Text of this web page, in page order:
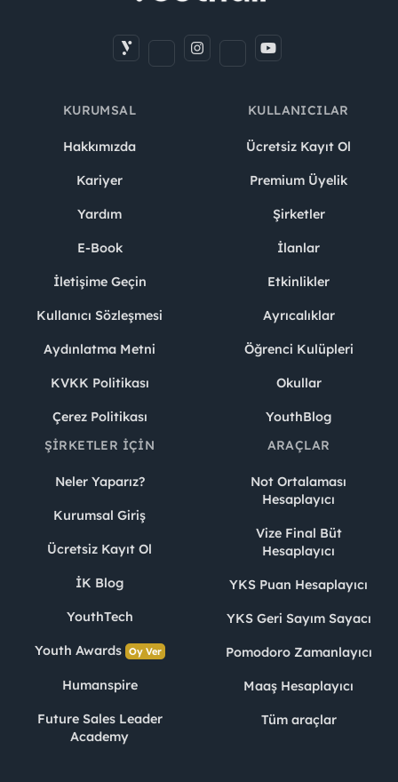
KURUMSAL
Hakkımızda
Kariyer
Yardım
E-Book
İletişime Geçin
Kullanıcı Sözleşmesi
Aydınlatma Metni
KVKK Politikası
Çerez Politikası
KULLANICILAR
Ücretsiz Kayıt Ol
Premium Üyelik
Şirketler
İlanlar
Etkinlikler
Ayrıcalıklar
Öğrenci Kulüpleri
Okullar
YouthBlog
ŞIRKETLER İÇIN
Neler Yaparız?
Kurumsal Giriş
Ücretsiz Kayıt Ol
İK Blog
YouthTech
Youth Awards Oy Ver
Humanspire
Future Sales Leader
Academy
ARAÇLAR
Not Ortalaması
Hesaplayıcı
Vize Final Büt
Hesaplayıcı
YKS Puan Hesaplayıcı
YKS Geri Sayım Sayacı
Pomodoro Zamanlayıcı
Maaş Hesaplayıcı
Tüm araçlar